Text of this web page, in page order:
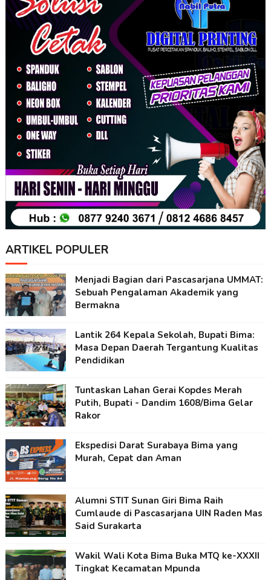
ARTIKEL POPULER
Menjadi Bagian dari Pascasarjana UMMAT:
Sebuah Pengalaman Akademik yang
Bermakna
Lantik 264 Kepala Sekolah, Bupati Bima:
Masa Depan Daerah Tergantung Kualitas
Pendidikan
Tuntaskan Lahan Gerai Kopdes Merah
Putih, Bupati - Dandim 1608/Bima Gelar
Rakor
Ekspedisi Darat Surabaya Bima yang
Murah, Cepat dan Aman
Alumni STIT Sunan Giri Bima Raih
Cumlaude di Pascasarjana UIN Raden Mas
Said Surakarta
Wakil Wali Kota Bima Buka MTQ ke-XXXII
Tingkat Kecamatan Mpunda